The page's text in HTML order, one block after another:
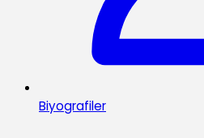
Biyografiler